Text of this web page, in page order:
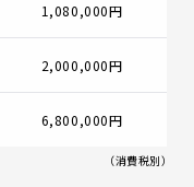
1,080,000円
2,000,000円
6,800,000円
（消費税別）